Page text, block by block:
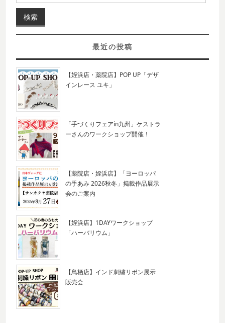
最近の投稿
【姪浜店・薬院店】POP UP「デザ
インレース ユキ」
「手づくりフェアin九州」ケストラ
ーさんのワークショップ開催！
【薬院店・姪浜店】「ヨーロッパ
の手あみ 2026秋冬」掲載作品展示
会のご案内
【姪浜店】1DAYワークショップ
「ハーバリウム」
【鳥栖店】インド刺繍リボン展示
販売会